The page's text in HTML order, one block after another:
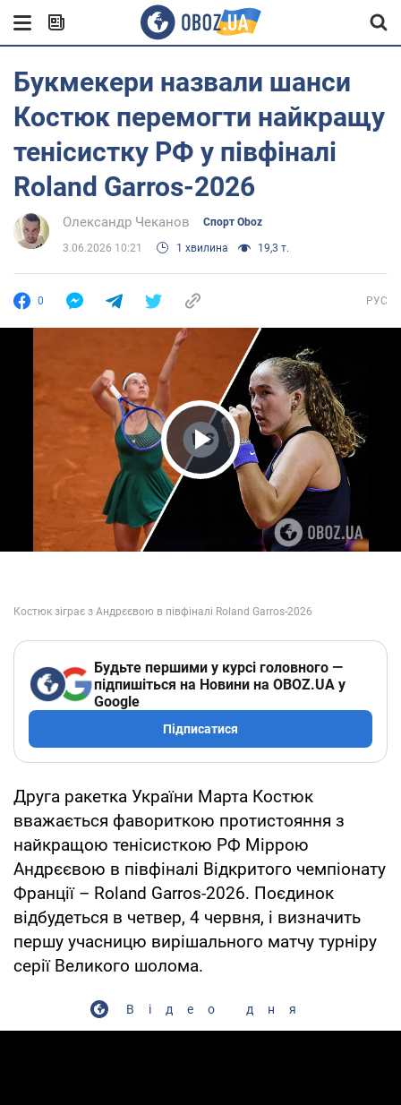
Букмекери назвали шанси
Костюк перемогти найкращу
тенісистку РФ у півфіналі
Roland Garros-2026
Олександр Чеканов Спорт Oboz
3.06.2026 10:21 1 хвилина 19,3 т.
0 РУС
Play Video
Будьте першими у курсі головного —
підпишіться на Новини на OBOZ.UA у
Google
Підписатися
Друга ракетка України Марта Костюк
вважається фавориткою протистояння з
найкращою тенісисткою РФ Міррою
Андрєєвою в півфіналі Відкритого чемпіонату
Франції – Roland Garros-2026. Поєдинок
відбудеться в четвер, 4 червня, і визначить
першу учасницю вирішального матчу турніру
серії Великого шолома.
Відео дня